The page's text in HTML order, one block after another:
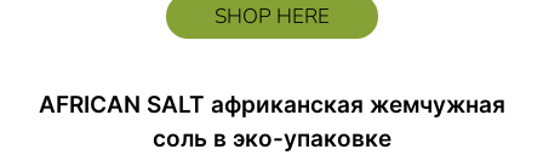
SHOP HERE
AFRICAN SALT африканская жемчужная
соль в эко-упаковке